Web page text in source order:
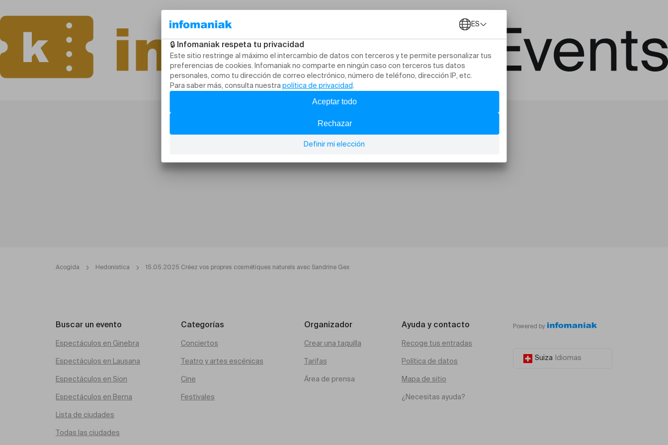
Acogida Hedonistica 15.05.2025 Créez vos propres cosmétiques naturels avec Sandrine Gex
Buscar un evento
Espectáculos en Ginebra
Espectáculos en Lausana
Espectáculos en Sion
Espectáculos en Berna
Lista de ciudades
Todas las ciudades
Categorías
Conciertos
Teatro y artes escénicas
Cine
Festivales
Organizador
Crear una taquilla
Tarifas
Área de prensa
Ayuda y contacto
Recoge tus entradas
Política de datos
Mapa de sitio
¿Necesitas ayuda?
Powered by
Suiza Idiomas